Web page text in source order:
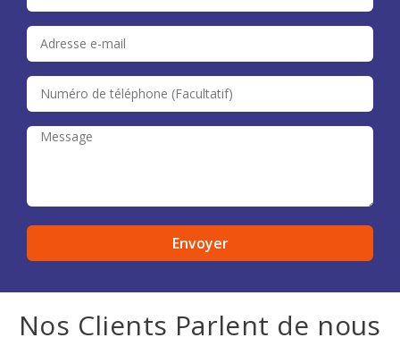
Nos Clients Parlent de nous